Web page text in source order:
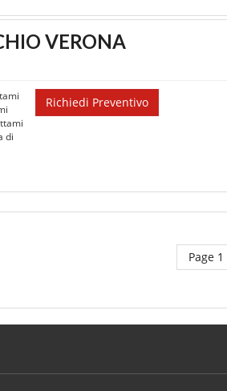
VERONA
di
Richiedi Preventivo
Page